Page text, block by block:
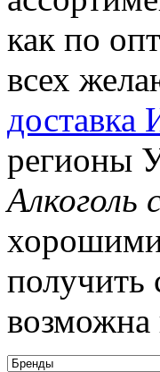
как по
всех
доставка
регионы
Алкоголь
хорошими
получить